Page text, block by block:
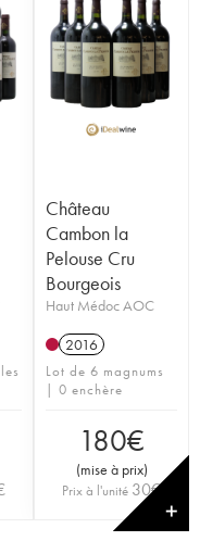
Château
Cambon la
Pelouse Cru
Bourgeois
Haut Médoc AOC
2016
Lot de 6 magnums
| 0 enchère
180€
(mise à prix)
Prix à l'unité 30€
✕